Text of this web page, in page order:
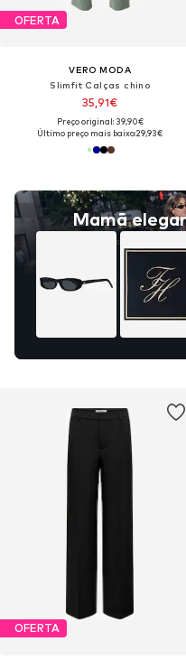
OFERTA
VERO MODA
Slimfit Calças chino
35,91€
Preço original: 39,90€
Último preço mais baixo:29,93€
Mamã
OFERTA